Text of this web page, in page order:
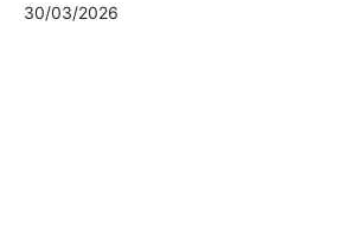
30/03/2026